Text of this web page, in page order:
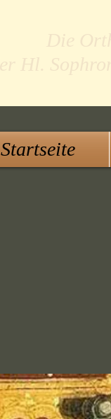
Startseite